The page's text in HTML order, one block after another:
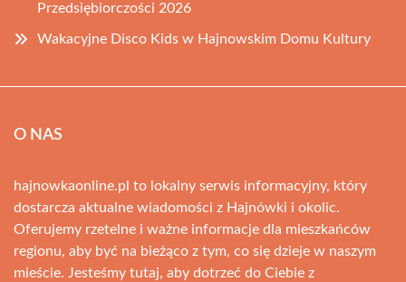
Przedsiębiorczości 2026
Wakacyjne Disco Kids w Hajnowskim Domu Kultury
O NAS
hajnowkaonline.pl to lokalny serwis informacyjny, który
dostarcza aktualne wiadomości z Hajnówki i okolic.
Oferujemy rzetelne i ważne informacje dla mieszkańców
regionu, aby być na bieżąco z tym, co się dzieje w naszym
mieście. Jesteśmy tutaj, aby dotrzeć do Ciebie z